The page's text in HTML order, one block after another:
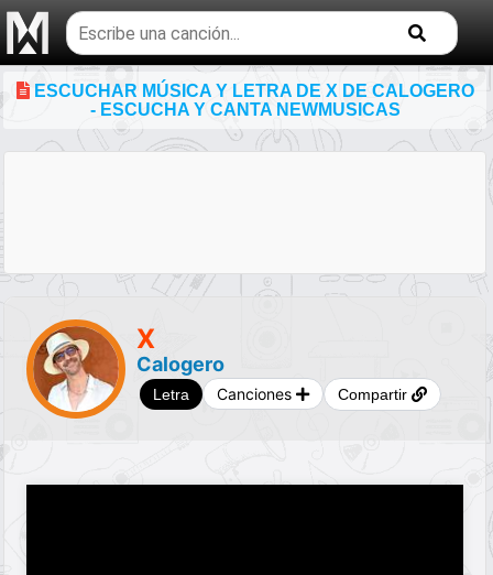
Buscar
temas
musicales
ESCUCHAR MÚSICA Y LETRA DE X DE CALOGERO
- ESCUCHA Y CANTA NEWMUSICAS
X
Calogero
Letra Canciones Compartir